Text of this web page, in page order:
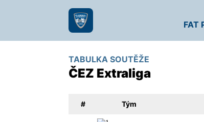
FAT
TABULKA SOUTĚŽE
ČEZ Extraliga
# Tým